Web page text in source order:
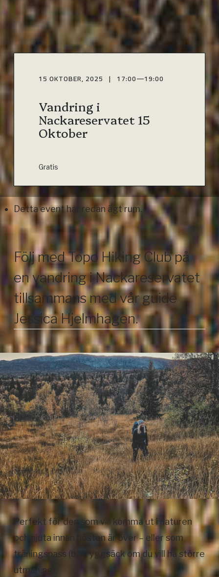
Vandring i
Nackareservatet 15
Oktober
15 OKTOBER, 2025 | 17:00—19:00
Gratis
Detta event har redan ägt rum.
Följ med Topo Hiking Club på
en vandring i Nackareservatet
tillsammans med vår guide
Jessica Hjelmhagen.
Perfekt för den som vill komma ut i naturen
och njuta innan hösten är över – eller som
träningspass (bär ryggsäck om du vill ha större
utmaning).